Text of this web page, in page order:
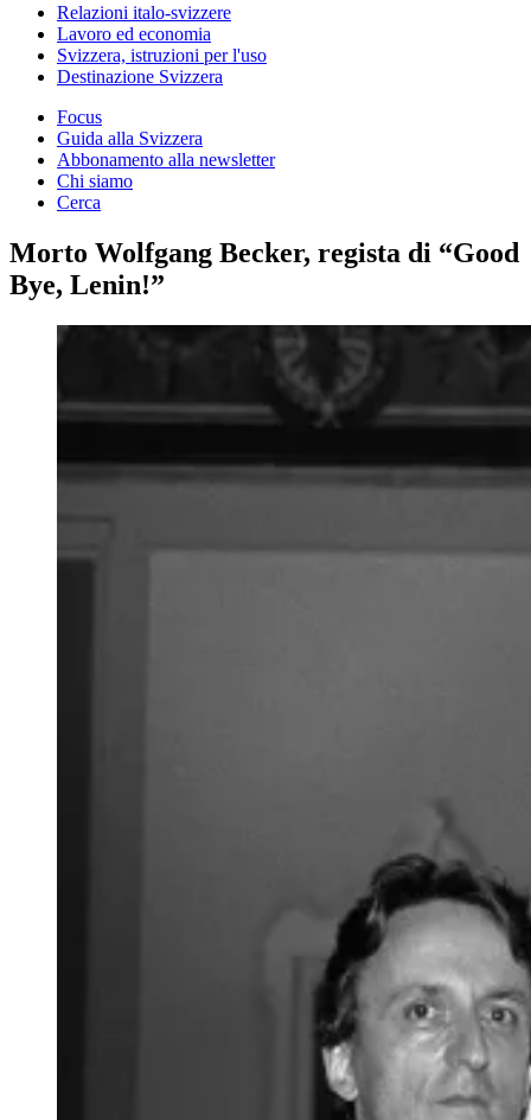
Relazioni italo-svizzere
Lavoro ed economia
Svizzera, istruzioni per l'uso
Destinazione Svizzera
Focus
Guida alla Svizzera
Abbonamento alla newsletter
Chi siamo
Cerca
Morto Wolfgang Becker, regista di “Good
Bye, Lenin!”